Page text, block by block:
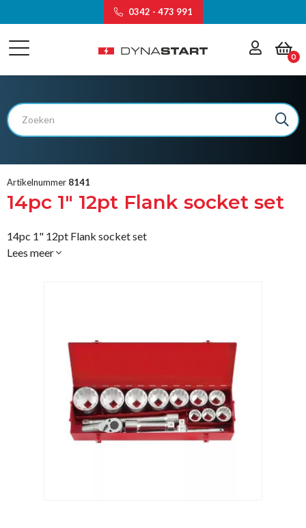
0342 - 473 991
0
Artikelnummer 8141
14pc 1" 12pt Flank socket set
14pc 1" 12pt Flank socket set
Lees meer